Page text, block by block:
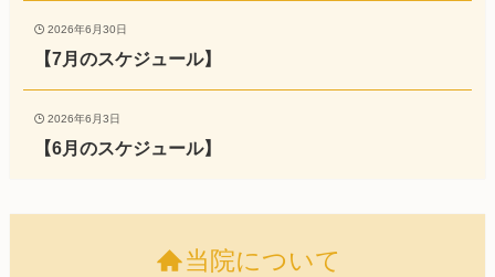
2026年6月30日
【7月のスケジュール】
2026年6月3日
【6月のスケジュール】
当院について